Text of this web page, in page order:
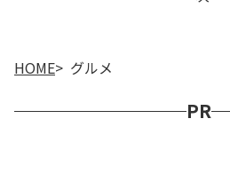
HOME グルメ
PR